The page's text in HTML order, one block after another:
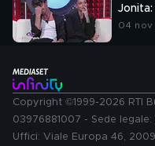
Jonita:
04 nov
Copyright ©1999-2026 RTI
03976881007 - Sede
Uffici: Viale Europa 46,